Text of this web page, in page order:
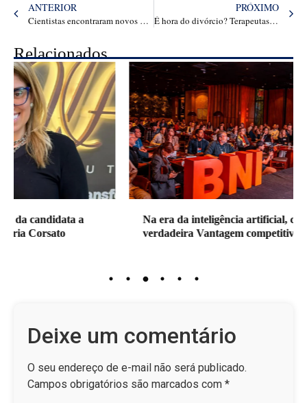
ANTERIOR
Cientistas encontraram novos meios de formação da ‘molécula que fez o universo’
PRÓXIMO
É hora do divórcio? Terapeutas e advogados opinam
Relacionados
Na era da inteligência artificial, confiança será a
verdadeira Vantagem competitiva
Deixe um comentário
O seu endereço de e-mail não será publicado.
Campos obrigatórios são marcados com *